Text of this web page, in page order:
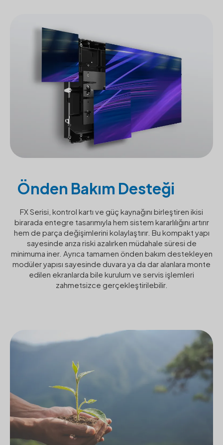
Önden Bakım Desteği
FX Serisi, kontrol kartı ve güç kaynağını birleştiren ikisi
birarada entegre tasarımıyla hem sistem kararlılığını artırır
hem de parça değişimlerini kolaylaştırır. Bu kompakt yapı
sayesinde arıza riski azalırken müdahale süresi de
minimuma iner. Ayrıca tamamen önden bakım destekleyen
modüler yapısı sayesinde duvara ya da dar alanlara monte
edilen ekranlarda bile kurulum ve servis işlemleri
zahmetsizce gerçekleştirilebilir.